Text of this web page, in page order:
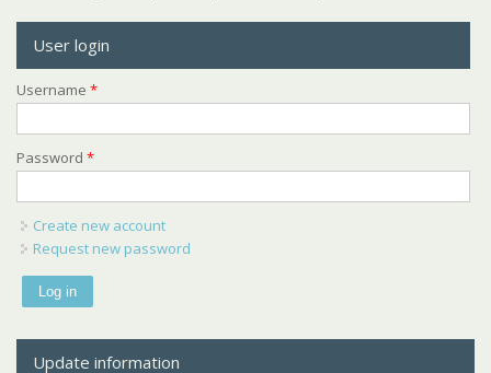
User login
Username *
Password *
Create new account
Request new password
Update information